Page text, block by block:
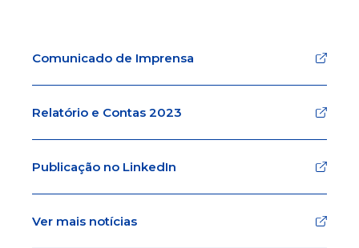
Comunicado de Imprensa
Relatório e Contas 2023
Publicação no LinkedIn
Ver mais notícias